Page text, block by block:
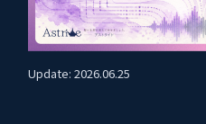
Update: 2026.06.25